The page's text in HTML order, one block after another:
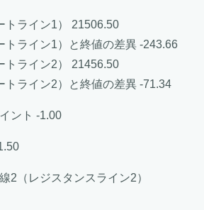
トライン1） 21506.50
トライン1）と終値の差異 -243.66
トライン2） 21456.50
トライン2）と終値の差異 -71.34
ント -1.00
2（レジスタンスライン2）